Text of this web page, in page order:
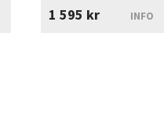
1 595 kr INFO